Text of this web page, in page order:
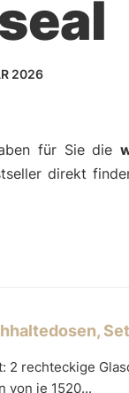
2026
für Sie die
direkt
2 rechteckige
von je 1520...